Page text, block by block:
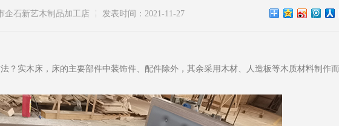
企石新艺木制品加工店 发表时间：2021-11-27
？实木床，床的主要部件中装饰件、配件除外，其余采用木材、人造板等木质材料制作而